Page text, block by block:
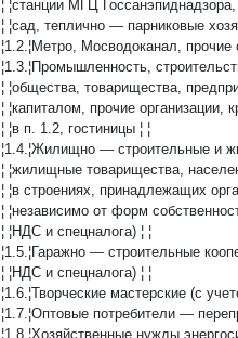
¦ ¦станции МГЦ
¦ ¦сад, теплично — парниковые
¦1.2.¦Метро, Мосводоканал, прочие
¦1.3.¦Промышленность,
¦ ¦общества, товарищества,
¦ ¦капиталом, прочие организации,
¦ ¦в п. 1.2, гостиницы ¦ ¦
¦1.4.¦Жилищно — строительные и
¦ ¦жилищные товарищества,
¦ ¦в строениях, принадлежащих
¦ ¦независимо от форм
¦ ¦НДС и спецналога) ¦ ¦
¦1.5.¦Гаражно — строительные
¦ ¦НДС и спецналога) ¦ ¦
¦1.6.¦Творческие мастерские (с
¦1.7.¦Оптовые потребители —
¦1.8.¦Хозяйственные нужды